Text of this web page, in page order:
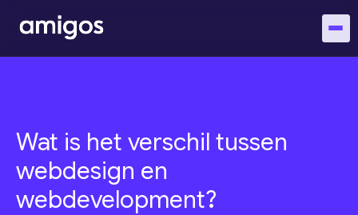
Wat is het verschil tussen
webdesign en
webdevelopment?